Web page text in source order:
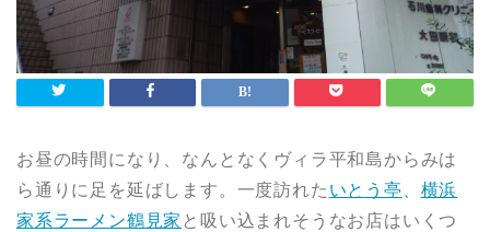
お昼の時間になり、なんとなくヴィラ平和島からみは
ら通りに足を延ばします。一度訪れた いとう亭
横浜
家系ラーメン鶴見家 と吸い込まれそうなお店はいくつ